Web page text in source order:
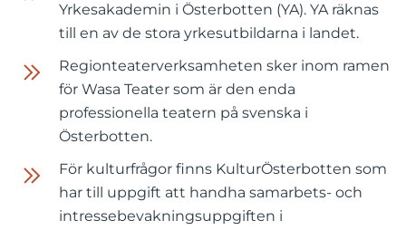
Yrkesakademin i Österbotten (YA). YA räknas
till en av de stora yrkesutbildarna i landet.
Regionteaterverksamheten sker inom ramen
för Wasa Teater som är den enda
professionella teatern på svenska i
Österbotten.
För kulturfrågor finns KulturÖsterbotten som
har till uppgift att handha samarbets- och
intressebevakningsuppgiften i